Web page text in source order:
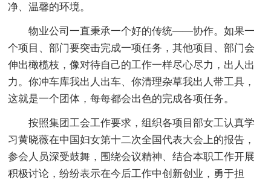
净、温馨的环境。
物业公司一直秉承一个好的传统——协作。如果一
个项目、部门要突击完成一项任务，其他项目、部门会
伸出橄榄枝，像对待自己的工作一样尽心尽力，出人出
力。你冲车库我出人出车、你清理杂草我出人带工具，
这就是一个团体，每每都会出色的完成各项任务。
按照集团工会工作要求，组织各项目部女工认真学
习黄晓薇在中国妇女第十二次全国代表大会上的报告，
参会人员深受鼓舞，围绕会议精神、结合本职工作开展
积极讨论，纷纷表示在今后工作中创新创业，勇于担